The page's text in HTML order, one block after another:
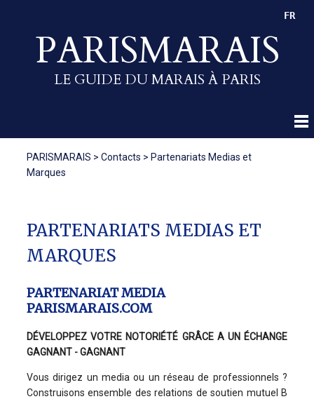
PARISMARAIS
LE GUIDE DU MARAIS À PARIS
FR
PARISMARAIS > Contacts > Partenariats Medias et
Marques
PARTENARIATS MEDIAS ET
MARQUES
PARTENARIAT MEDIA
PARISMARAIS.COM
DÉVELOPPEZ VOTRE NOTORIÉTÉ GRÂCE A UN ÉCHANGE
GAGNANT - GAGNANT
Vous dirigez un media ou un réseau de professionnels ?
Construisons ensemble des relations de soutien mutuel B